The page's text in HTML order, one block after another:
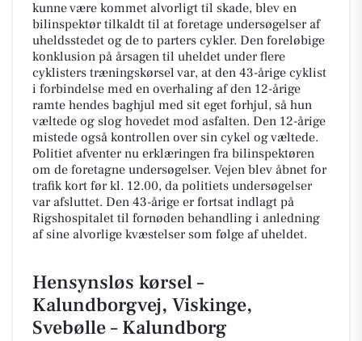
kunne være kommet alvorligt til skade, blev en
bilinspektør tilkaldt til at foretage undersøgelser af
uheldsstedet og de to parters cykler. Den foreløbige
konklusion på årsagen til uheldet under flere
cyklisters træningskørsel var, at den 43-årige cyklist
i forbindelse med en overhaling af den 12-årige
ramte hendes baghjul med sit eget forhjul, så hun
væltede og slog hovedet mod asfalten. Den 12-årige
mistede også kontrollen over sin cykel og væltede.
Politiet afventer nu erklæringen fra bilinspektøren
om de foretagne undersøgelser. Vejen blev åbnet for
trafik kort før kl. 12.00, da politiets undersøgelser
var afsluttet. Den 43-årige er fortsat indlagt på
Rigshospitalet til fornøden behandling i anledning
af sine alvorlige kvæstelser som følge af uheldet.
Hensynsløs kørsel –
Kalundborgvej, Viskinge,
Svebølle – Kalundborg